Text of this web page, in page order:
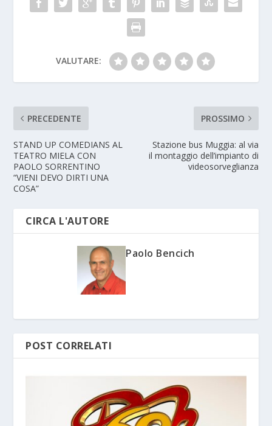
VALUTARE:
PRECEDENTE
STAND UP COMEDIANS AL
TEATRO MIELA CON
PAOLO SORRENTINO
“VIENI DEVO DIRTI UNA
COSA”
PROSSIMO
Stazione bus Muggia: al via
il montaggio dell’impianto di
videosorveglianza
CIRCA L'AUTORE
Paolo Bencich
POST CORRELATI